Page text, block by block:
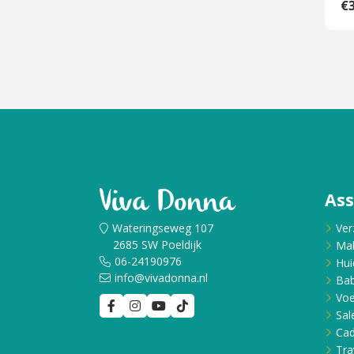
Wateringseweg 107
2685 SW Poeldijk
06-24190976
info@vivadonna.nl